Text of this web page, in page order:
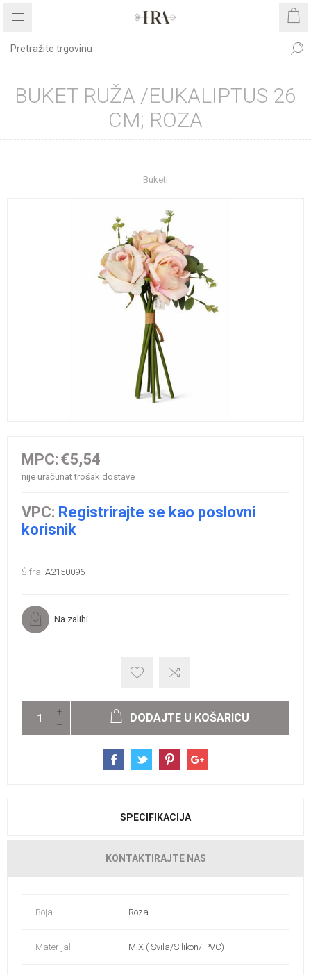
BUKET RUŽA /EUKALIPTUS 26
CM; ROZA
Buketi
MPC: €5,54
nije uračunattrošak dostave
VPC: Registrirajte se kao poslovni
korisnik
Šifra: A2150096
Na zalihi
DODAJTE U KOŠARICU
SPECIFIKACIJA
KONTAKTIRAJTE NAS
Boja Roza
Materijal MIX ( Svila/Silikon/ PVC)